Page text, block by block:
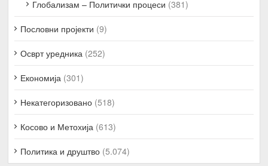
Глобализам – Политички процеси (381)
Пословни пројекти (9)
Осврт уредника (252)
Економија (301)
Некатегоризовано (518)
Косово и Метохија (613)
Политика и друштво (5.074)